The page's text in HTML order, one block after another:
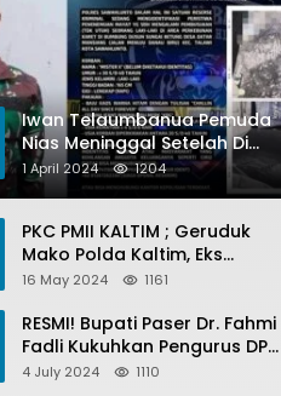
Iwan Telaumbanua Pemuda
Nias Meninggal Setelah Di
Habisi Oknum TNI AL
1 April 2024 1204
PKC PMII KALTIM ; Geruduk
Mako Polda Kaltim, Eks
Lubang Tambang Banyak
16 May 2024 1161
RESMI! Bupati Paser Dr. Fahmi
Fadli Kukuhkan Pengurus DPP
LAP 2024-2029
4 July 2024 1110